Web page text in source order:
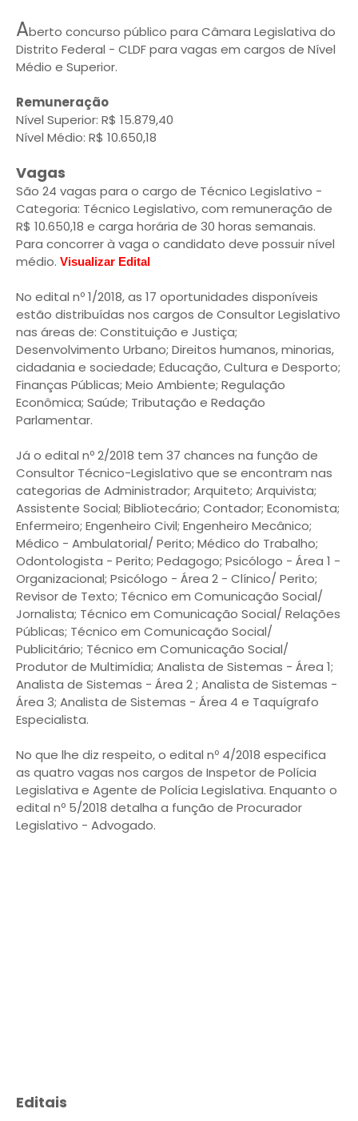
Aberto concurso público para Câmara Legislativa do
Distrito Federal - CLDF para vagas em cargos de Nível
Médio e Superior.
Remuneração
Nível Superior: R$ 15.879,40
Nível Médio: R$ 10.650,18
Vagas
São 24 vagas para o cargo de Técnico Legislativo -
Categoria: Técnico Legislativo, com remuneração de
R$ 10.650,18 e carga horária de 30 horas semanais.
Para concorrer à vaga o candidato deve possuir nível
médio. Visualizar Edital
No edital nº 1/2018, as 17 oportunidades disponíveis
estão distribuídas nos cargos de Consultor Legislativo
nas áreas de: Constituição e Justiça;
Desenvolvimento Urbano; Direitos humanos, minorias,
cidadania e sociedade; Educação, Cultura e Desporto;
Finanças Públicas; Meio Ambiente; Regulação
Econômica; Saúde; Tributação e Redação
Parlamentar.
Já o edital nº 2/2018 tem 37 chances na função de
Consultor Técnico-Legislativo que se encontram nas
categorias de Administrador; Arquiteto; Arquivista;
Assistente Social; Bibliotecário; Contador; Economista;
Enfermeiro; Engenheiro Civil; Engenheiro Mecânico;
Médico - Ambulatorial/ Perito; Médico do Trabalho;
Odontologista - Perito; Pedagogo; Psicólogo - Área 1 -
Organizacional; Psicólogo - Área 2 - Clínico/ Perito;
Revisor de Texto; Técnico em Comunicação Social/
Jornalista; Técnico em Comunicação Social/ Relações
Públicas; Técnico em Comunicação Social/
Publicitário; Técnico em Comunicação Social/
Produtor de Multimídia; Analista de Sistemas - Área 1;
Analista de Sistemas - Área 2 ; Analista de Sistemas -
Área 3; Analista de Sistemas - Área 4 e Taquígrafo
Especialista.
No que lhe diz respeito, o edital nº 4/2018 especifica
as quatro vagas nos cargos de Inspetor de Polícia
Legislativa e Agente de Polícia Legislativa. Enquanto o
edital nº 5/2018 detalha a função de Procurador
Legislativo - Advogado.
Editais